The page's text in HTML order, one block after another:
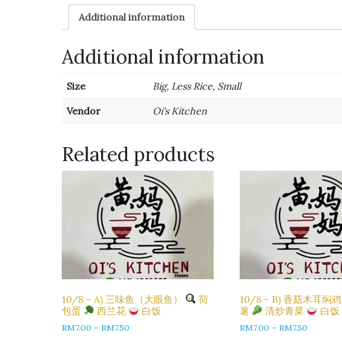
Additional information
Additional information
Size Big, Less Rice, Small
Vendor Oi's Kitchen
Related products
10/8 – A) 三味鱼（大眼鱼）
荷
包蛋
西兰花 白饭
RM7.00 – RM7.50
10/8 – B) 香菇木耳焖鸡
薯
清炒青菜 白饭
RM7.00 – RM7.50